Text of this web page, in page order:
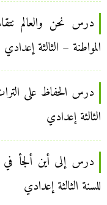
درس نحن والعالم
المواطنة – الثالثة إعدادي
درس الحفاظ على
الثالثة إعدادي
درس إلى أين ألجأ
للسنة الثالثة إعدادي